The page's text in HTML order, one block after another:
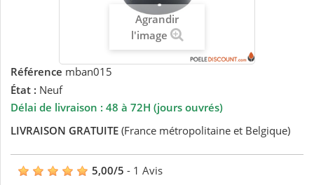
Agrandir
l'image
Référence mban015
État : Neuf
Délai de livraison : 48 à 72H (jours ouvrés)
LIVRAISON GRATUITE (France métropolitaine et Belgique)
5,00/5 - 1 Avis